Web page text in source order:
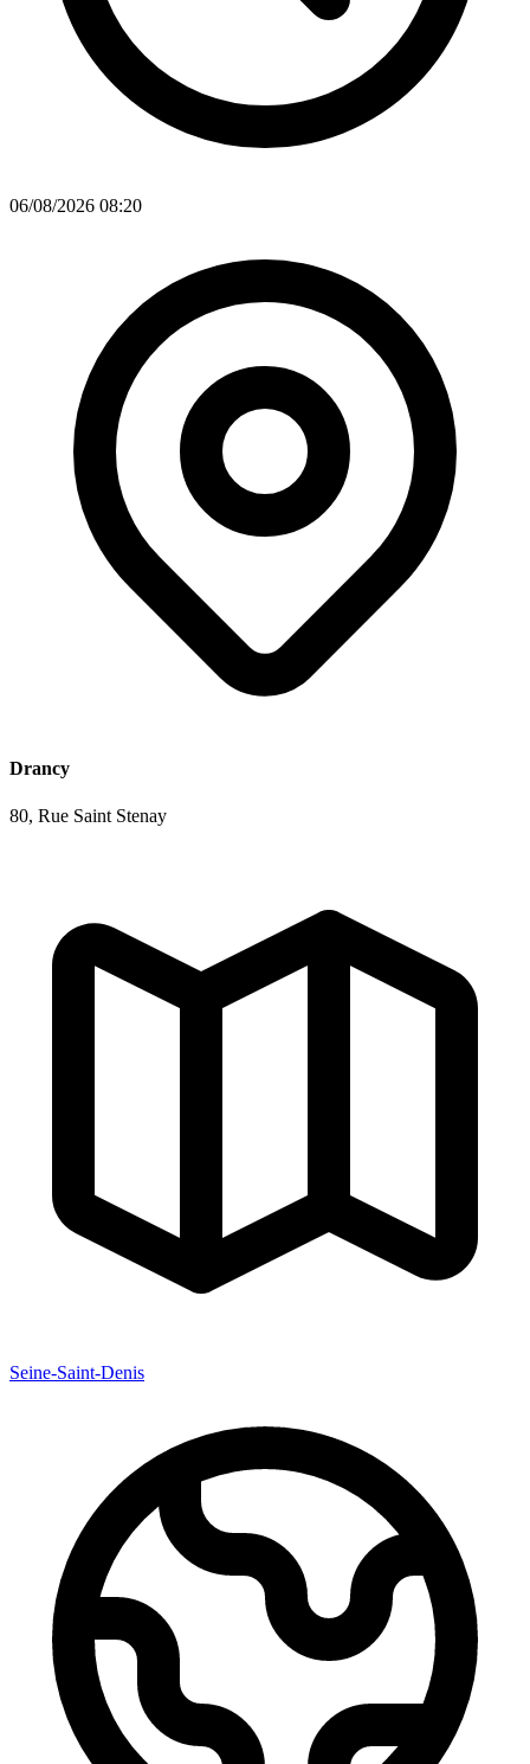
06/08/2026 08:20
Drancy
80, Rue Saint Stenay
Seine-Saint-Denis